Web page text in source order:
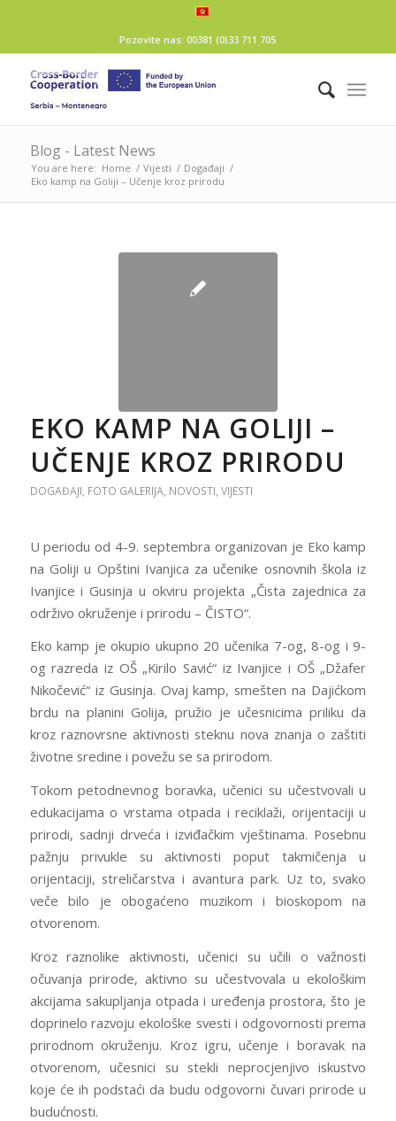
Pozovite nas: 00381 (0)33 711 705
Blog - Latest News
You are here: Home / Vijesti / Događaji /
Eko kamp na Goliji – Učenje kroz prirodu
EKO KAMP NA GOLIJI –
UČENJE KROZ PRIRODU
DOGAĐAJI, FOTO GALERIJA, NOVOSTI, VIJESTI
U periodu od 4-9. septembra organizovan je Eko kamp
na Goliji u Opštini Ivanjica za učenike osnovnih škola iz
Ivanjice i Gusinja u okviru projekta „Čista zajednica za
održivo okruženje i prirodu – ČISTO“.
Eko kamp je okupio ukupno 20 učenika 7-og, 8-og i 9-
og razreda iz OŠ „Kirilo Savić“ iz Ivanjice i OŠ „Džafer
Nikočević“ iz Gusinja. Ovaj kamp, smešten na Dajićkom
brdu na planini Golija, pružio je učesnicima priliku da
kroz raznovrsne aktivnosti steknu nova znanja o zaštiti
životne sredine i povežu se sa prirodom.
Tokom petodnevnog boravka, učenici su učestvovali u
edukacijama o vrstama otpada i reciklaži, orijentaciji u
prirodi, sadnji drveća i izviđačkim vještinama. Posebnu
pažnju privukle su aktivnosti poput takmičenja u
orijentaciji, streličarstva i avantura park. Uz to, svako
veče bilo je obogaćeno muzikom i bioskopom na
otvorenom.
Kroz raznolike aktivnosti, učenici su učili o važnosti
očuvanja prirode, aktivno su učestvovala u ekološkim
akcijama sakupljanja otpada i uređenja prostora, što je
doprinelo razvoju ekološke svesti i odgovornosti prema
prirodnom okruženju. Kroz igru, učenje i boravak na
otvorenom, učesnici su stekli neprocjenjivo iskustvo
koje će ih podstaći da budu odgovorni čuvari prirode u
budućnosti.